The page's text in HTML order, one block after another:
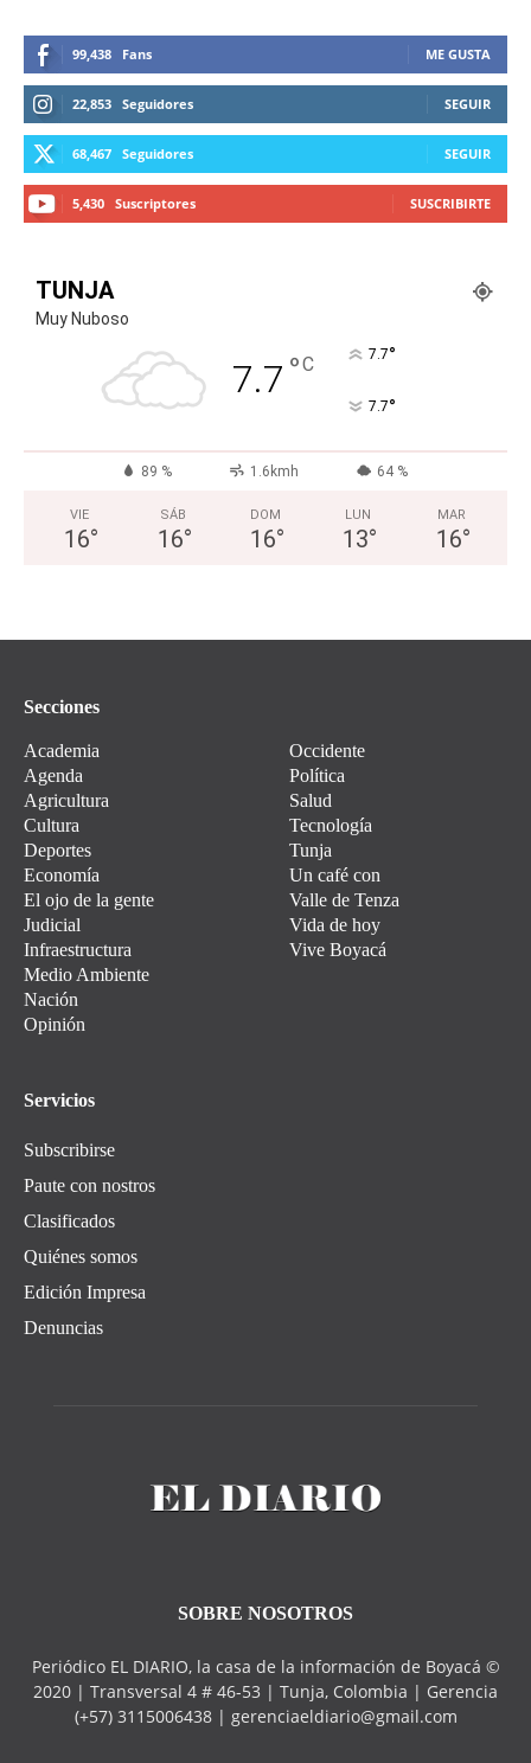
99,438 Fans ME GUSTA
22,853 Seguidores SEGUIR
68,467 Seguidores SEGUIR
5,430 Suscriptores SUSCRIBIRTE
TUNJA
Muy Nuboso
7.7 °C 7.7°
7.7°
89 % 1.6kmh 64 %
VIE
16°
SÁB
16°
DOM
16°
LUN
13°
MAR
16°
Secciones
Academia
Agenda
Agricultura
Cultura
Deportes
Economía
El ojo de la gente
Judicial
Infraestructura
Medio Ambiente
Nación
Opinión
Occidente
Política
Salud
Tecnología
Tunja
Un café con
Valle de Tenza
Vida de hoy
Vive Boyacá
Servicios
Subscribirse
Paute con nostros
Clasificados
Quiénes somos
Edición Impresa
Denuncias
SOBRE NOSOTROS
Periódico EL DIARIO, la casa de la información de Boyacá ©
2020 | Transversal 4 # 46-53 | Tunja, Colombia | Gerencia
(+57) 3115006438 | gerenciaeldiario@gmail.com